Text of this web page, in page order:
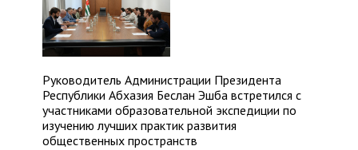
Руководитель Администрации Президента
Республики Абхазия Беслан Эшба встретился с
участниками образовательной экспедиции по
изучению лучших практик развития
общественных пространств